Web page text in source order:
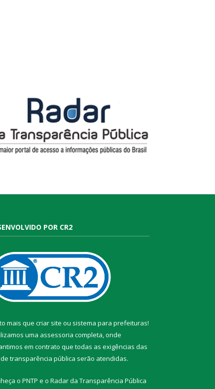
POR CR2
mais que criar site ou sistema para prefeituras!
uma assessoria completa, onde
em contrato que todas as exigências das
transparência pública serão atendidas.
o PNTP e o Radar da Transparência Pública